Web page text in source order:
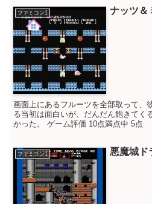
ファミコン1 ナッツ＆
画面上にあるフルーツを全部取って、
る当初は面白いが、だんだん飽きてく
かった。 ゲーム評価 10点満点中 5点
ファミコン1 悪魔城ド